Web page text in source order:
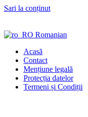
Sari la conținut
Romanian
Acasă
Contact
Mențiune legală
Protecția datelor
Termeni și Condiții